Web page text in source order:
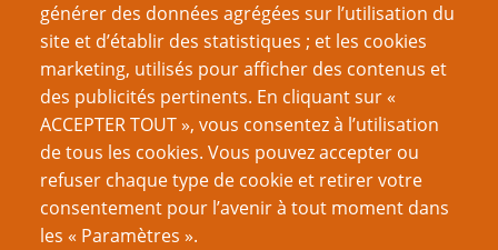
générer des données agrégées sur l’utilisation du
site et d’établir des statistiques ; et les cookies
marketing, utilisés pour afficher des contenus et
des publicités pertinents. En cliquant sur «
ACCEPTER TOUT », vous consentez à l’utilisation
de tous les cookies. Vous pouvez accepter ou
refuser chaque type de cookie et retirer votre
consentement pour l’avenir à tout moment dans
les « Paramètres ».